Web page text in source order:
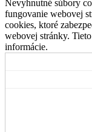
Nevyhnutné súbory
fungovanie webovej
cookies, ktoré
webovej stránky.
informácie.